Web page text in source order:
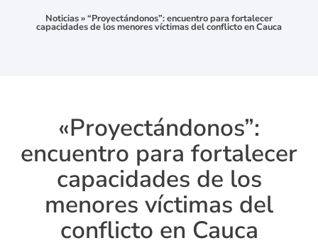
Noticias»“Proyectándonos”: encuentro para fortalecer
capacidades de los menores víctimas del conflicto en Cauca
«Proyectándonos”:
encuentro para fortalecer
capacidades de los
menores víctimas del
conflicto en Cauca